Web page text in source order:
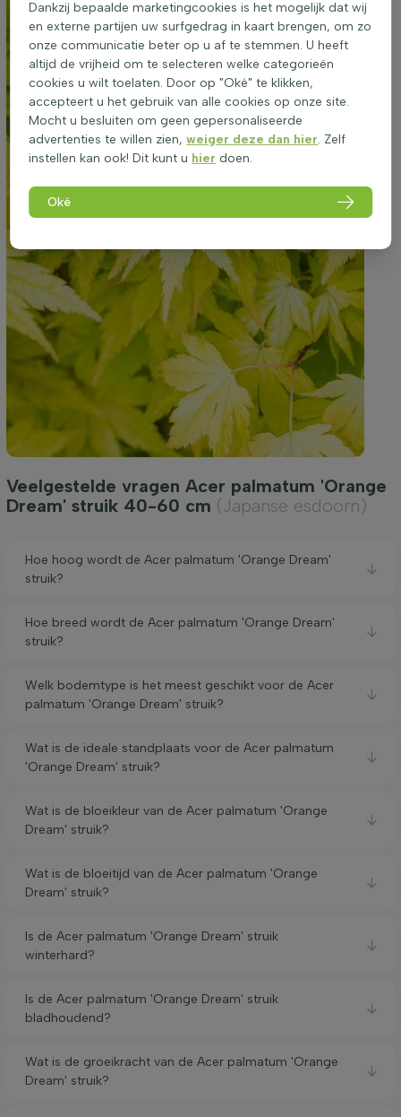
Veelgestelde vragen Acer palmatum 'Orange
Dream' struik 40-60 cm (Japanse esdoorn)
Hoe hoog wordt de Acer palmatum 'Orange Dream'
struik?
Hoe breed wordt de Acer palmatum 'Orange Dream'
struik?
Welk bodemtype is het meest geschikt voor de Acer
palmatum 'Orange Dream' struik?
Wat is de ideale standplaats voor de Acer palmatum
'Orange Dream' struik?
Wat is de bloeikleur van de Acer palmatum 'Orange
Dream' struik?
Wat is de bloeitijd van de Acer palmatum 'Orange
Dream' struik?
Is de Acer palmatum 'Orange Dream' struik
winterhard?
Is de Acer palmatum 'Orange Dream' struik
bladhoudend?
Wat is de groeikracht van de Acer palmatum 'Orange
Dream' struik?
Dankzij bepaalde marketingcookies is het mogelijk dat wij
en externe partijen uw surfgedrag in kaart brengen, om zo
onze communicatie beter op u af te stemmen. U heeft
altijd de vrijheid om te selecteren welke categorieën
cookies u wilt toelaten. Door op "Oké" te klikken,
accepteert u het gebruik van alle cookies op onze site.
Mocht u besluiten om geen gepersonaliseerde
advertenties te willen zien,weiger deze dan hier. Zelf
instellen kan ook! Dit kunt u hier doen.
Oké